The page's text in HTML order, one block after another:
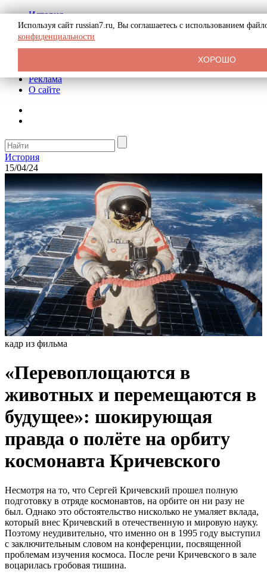
История
Биография
Криминал
СССР
Реклама
О сайте
История
15/04/24
кадр из фильма
«Перевоплощаются в
животных и перемещаются в
будущее»: шокирующая
правда о полёте на орбиту
космонавта Кричевского
Несмотря на то, что Сергей Кричевский прошел полную
подготовку в отряде космонавтов, на орбите он ни разу не
был. Однако это обстоятельство нисколько не умаляет вклада,
который внес Кричевский в отечественную и мировую науку.
Поэтому неудивительно, что именно он в 1995 году выступил
с заключительным словом на конференции, посвященной
проблемам изучения космоса. После речи Кричевского в зале
воцарилась гробовая тишина.
Используя сайт russian7.ru, Вы соглашаетесь с использованием
конфиденциальности
ХОРОШО